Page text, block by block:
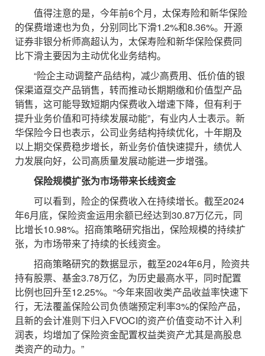
值得注意的是，今年前6个月，太保寿险和新华保险
的保费增速也为负，分别同比下滑1.2%和8.36%。开源
证券非银分析师高超认为，太保寿险和新华保险保费同
比下滑主要因为主动优化业务结构。
“险企主动调整产品结构，减少高费用、低价值的银
保渠道趸交产品销售，转而推动长期期缴和价值型产品
销售，这可能导致短期内保费收入增速下降，但有利于
提升业务价值和可持续发展动能”，有业内人士表示。新
华保险今日也表示，公司业务结构持续优化，十年期及
以上期交保费稳步增长，新业务价值快速提升，绩优人
力发展向好，公司高质量发展动能进一步增强。
保险规模扩张为市场带来长线资金
可以看到，险企的保费收入在持续增长。截至2024
年6月底，保险资金运用余额已经达到30.87万亿元，同
比增长10.98%。招商策略研究指出，保险规模的持续扩
张，为市场带来了持续的长线资金。
招商策略研究的数据显示，截至2024年6月，险资共
持有股票、基金3.78万亿，为历史最高水平，同时配置
比例也回升至12.25%。“今年来固收类产品收益率快速下
行，无法覆盖保险公司负债端预定利率3%的保险产品，
且新的会计准则下归入FVOCI的资产价值变动不计入利
润表，均增加了保险资金配置权益类资产尤其是高股息
类资产的动力。”